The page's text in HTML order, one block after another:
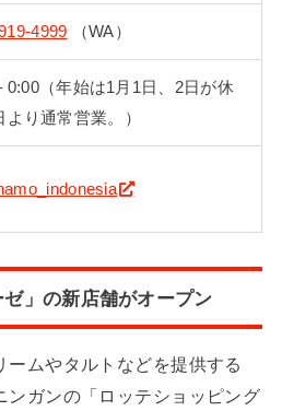
4999 （WA）
0:00（年始は1月1日、2日が休
より通常営業。）
」の新店舗がオープン
ームやタルトなどを提供する
ンガンの「ロッテショッピング